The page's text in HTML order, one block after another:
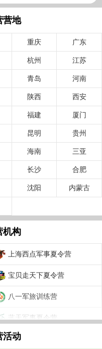
营地
重庆 广东
杭州 江苏
青岛 河南
陕西 西安
福建 厦门
昆明 贵州
海南 三亚
长沙 合肥
沈阳 内蒙古
机构
上海西点军事夏令营
宝贝走天下夏令营
八一军旅训练营
蓝天军事夏令营
U Young青少年营地
活动